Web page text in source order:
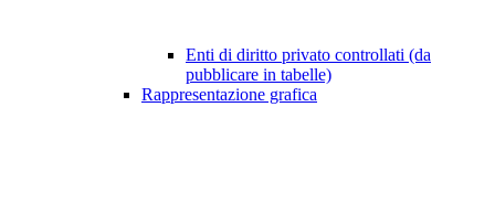
Enti di diritto privato controllati (da
pubblicare in tabelle)
Rappresentazione grafica